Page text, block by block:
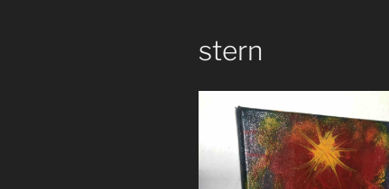
stern